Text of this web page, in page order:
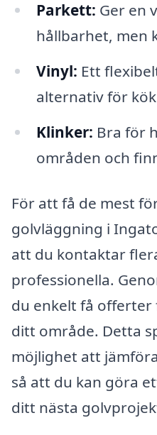
Parkett: Ger en
hållbarhet, men
Vinyl: Ett
alternativ för
Klinker: Bra för
områden och
För att få de mest
golvläggning i
att du kontaktar
professionella.
du enkelt få
ditt område. Detta
möjlighet att
så att du kan göra
ditt nästa